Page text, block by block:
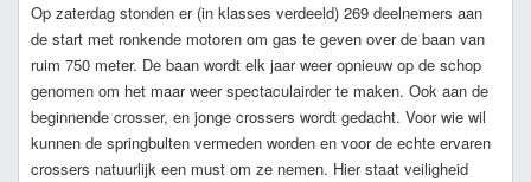
Op zaterdag stonden er (in klasses verdeeld) 269 deelnemers aan
de start met ronkende motoren om gas te geven over de baan van
ruim 750 meter. De baan wordt elk jaar weer opnieuw op de schop
genomen om het maar weer spectaculairder te maken. Ook aan de
beginnende crosser, en jonge crossers wordt gedacht. Voor wie wil
kunnen de springbulten vermeden worden en voor de echte ervaren
crossers natuurlijk een must om ze nemen. Hier staat veiligheid